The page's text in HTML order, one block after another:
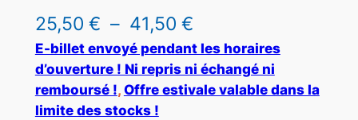
R
25,50 € – 41,50 €P
l
a
E-billet envoyé pendant les horaires
d’ouverture ! Ni repris ni échangé ni
remboursé !, Offre estivale valable dans la
limite des stocks !